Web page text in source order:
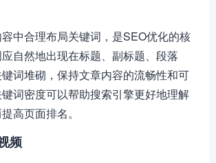
中合理布局关键词，是SEO优化的核
自然地出现在标题、副标题、段落
词堆砌，保持文章内容的流畅性和可
词密度可以帮助搜索引擎更好地理解
高页面排名。
频